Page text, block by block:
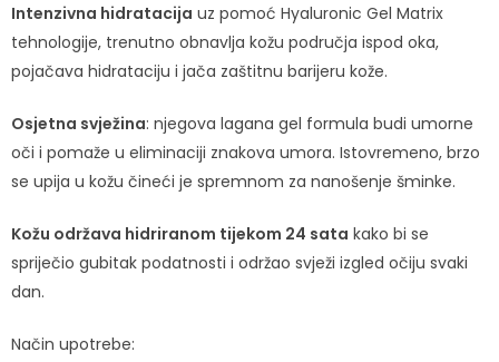
Intenzivna hidratacija uz pomoć Hyaluronic Gel Matrix
tehnologije, trenutno obnavlja kožu područja ispod oka,
pojačava hidrataciju i jača zaštitnu barijeru kože.
Osjetna svježina: njegova lagana gel formula budi umorne
oči i pomaže u eliminaciji znakova umora. Istovremeno, brzo
se upija u kožu čineći je spremnom za nanošenje šminke.
Kožu održava hidriranom tijekom 24 sata kako bi se
spriječio gubitak podatnosti i održao svježi izgled očiju svaki
dan.
Način upotrebe: